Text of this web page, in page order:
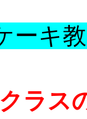
ーキ
ラス